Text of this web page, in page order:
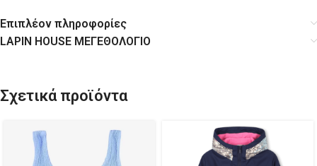
Επιπλέον πληροφορίες
LAPIN HOUSE ΜΕΓΕΘΟΛΟΓΙΟ
Σχετικά προϊόντα